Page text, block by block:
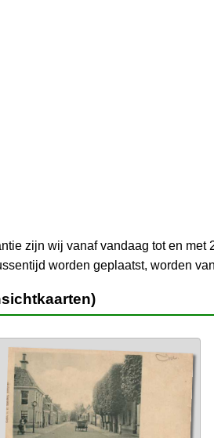
zijn wij vanaf vandaag tot en
worden geplaatst, worden